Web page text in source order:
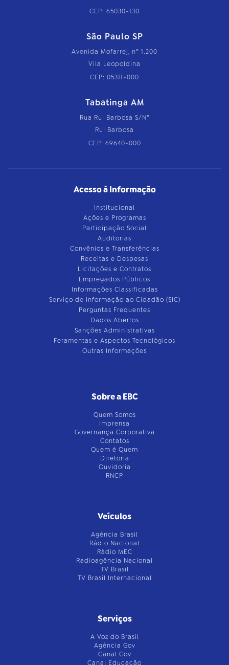
CEP: 65030-130
São Paulo SP
Avenida Mofarrej, nº 1.200
Vila Leopoldina
CEP: 05311-000
Tabatinga AM
Rua Rui Barbosa S/Nº
Rui Barbosa
CEP: 69640-000
Acesso à Informação
Institucional
Ações e Programas
Participação Social
Auditorias
Convênios e Transferências
Receitas e Despesas
Licitações e Contratos
Empregados Públicos
Informações Classificadas
Serviço de Informação ao Cidadão (SIC)
Perguntas Frequentes
Dados Abertos
Sanções Administrativas
Feramentas e Aspectos Tecnológicos
Outras Informações
Sobre a EBC
Quem Somos
Imprensa
Governança Corporativa
Contatos
Quem é Quem
Diretoria
Ouvidoria
RNCP
Veículos
Agência Brasil
Rádio Nacional
Rádio MEC
Radioagência Nacional
TV Brasil
TV Brasil Internacional
Serviços
A Voz do Brasil
Agência Gov
Canal Gov
Canal Educação